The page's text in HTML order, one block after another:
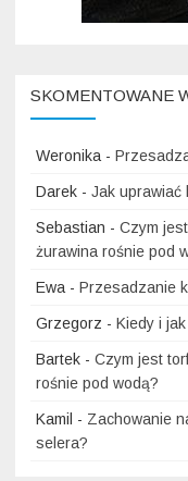
SKOMENTOWANE
Weronika -
Darek - Jak uprawiać
Sebastian - Czym
żurawina rośnie pod
Ewa - Przesadzanie
Grzegorz - Kiedy i
Bartek - Czym jest
rośnie pod wodą?
Kamil - Zachowanie
selera?